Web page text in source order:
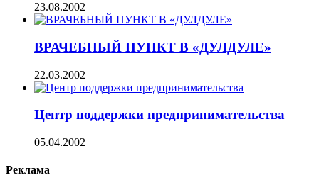
23.08.2002
ВРАЧЕБНЫЙ ПУНКТ В «ДУЛДУЛЕ»
22.03.2002
Центр поддержки предпринимательства
05.04.2002
Реклама